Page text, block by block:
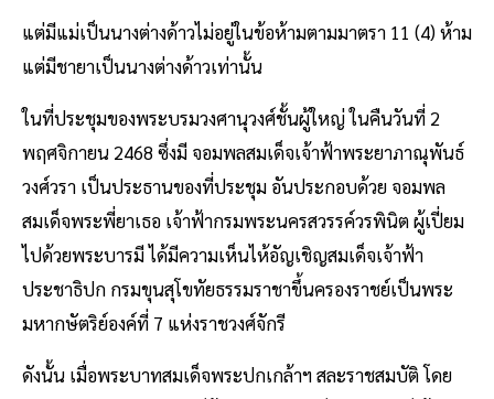
แต่มีแม่เป็นนางต่างด้าวไม่อยู่ในข้อห้ามตามมาตรา 11 (4) ห้าม
แต่มีชายาเป็นนางต่างด้าวเท่านั้น
ในที่ประชุมของพระบรมวงศานุวงศ์ชั้นผู้ใหญ่ ในคืนวันที่ 2
พฤศจิกายน 2468 ซึ่งมี จอมพลสมเด็จเจ้าฟ้าพระยาภาณุพันธ์
วงศ์วรา เป็นประธานของที่ประชุม อันประกอบด้วย จอมพล
สมเด็จพระพี่ยาเธอ เจ้าฟ้ากรมพระนครสวรรค์วรพินิต ผู้เปี่ยม
ไปด้วยพระบารมี ได้มีความเห็นไห้อัญเชิญสมเด็จเจ้าฟ้า
ประชาธิปก กรมขุนสุโขทัยธรรมราชาขึ้นครองราชย์เป็นพระ
มหากษัตริย์องค์ที่ 7 แห่งราชวงศ์จักรี
ดังนั้น เมื่อพระบาทสมเด็จพระปกเกล้าฯ สละราชสมบัติ โดย